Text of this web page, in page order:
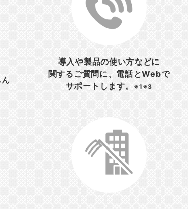
導入や製品の使い方などに
関するご質問に、電話とWebで
サポートします。
※1※3